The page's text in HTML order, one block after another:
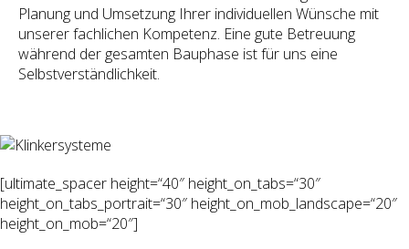
Planung und Umsetzung Ihrer individuellen Wünsche mit
unserer fachlichen Kompetenz. Eine gute Betreuung
während der gesamten Bauphase ist für uns eine
Selbstverständlichkeit.
[ultimate_spacer height=“40″ height_on_tabs=“30″
height_on_tabs_portrait=“30″ height_on_mob_landscape=“20″
height_on_mob=“20″]